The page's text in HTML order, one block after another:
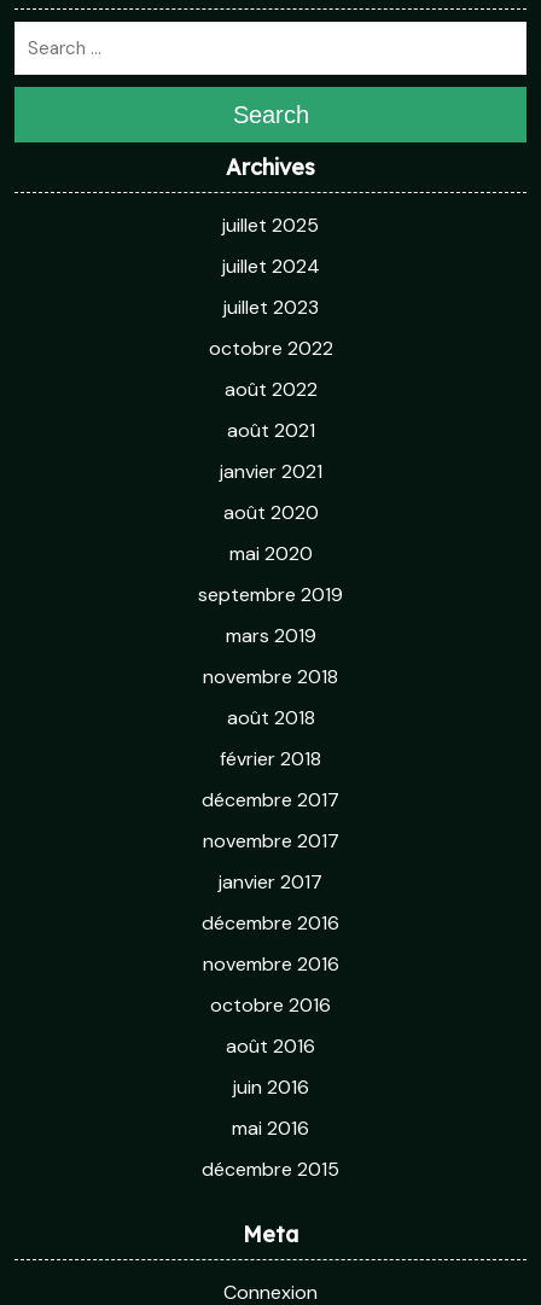
Search
Archives
juillet 2025
juillet 2024
juillet 2023
octobre 2022
août 2022
août 2021
janvier 2021
août 2020
mai 2020
septembre 2019
mars 2019
novembre 2018
août 2018
février 2018
décembre 2017
novembre 2017
janvier 2017
décembre 2016
novembre 2016
octobre 2016
août 2016
juin 2016
mai 2016
décembre 2015
Meta
Connexion